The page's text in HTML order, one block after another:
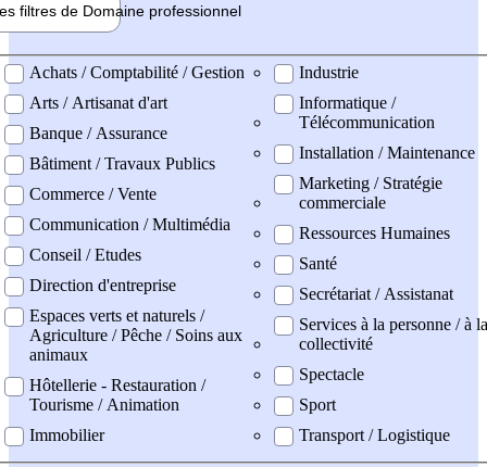
filtres de Domaine professionnel
professionel
Achats / Comptabilité / Gestion
Arts / Artisanat d'art
Banque / Assurance
Bâtiment / Travaux Publics
Commerce / Vente
Communication / Multimédia
Conseil / Etudes
Direction d'entreprise
Espaces verts et naturels /
Agriculture / Pêche / Soins aux
animaux
Hôtellerie - Restauration /
Tourisme / Animation
Immobilier
Industrie
Informatique /
Télécommunication
Installation / Maintenance
Marketing / Stratégie
commerciale
Ressources Humaines
Santé
Secrétariat / Assistanat
Services à la personne / à la
collectivité
Spectacle
Sport
Transport / Logistique